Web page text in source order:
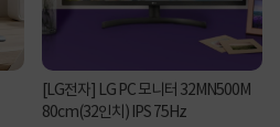
[LG전자] LG PC 모니터 32MN500M
80cm(32인치) IPS 75Hz